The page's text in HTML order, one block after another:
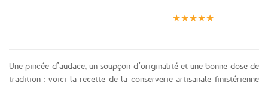
★★★★★
Une pincée d’audace, un soupçon d’originalité et une bonne dose de
tradition : voici la recette de la conserverie artisanale finistérienne